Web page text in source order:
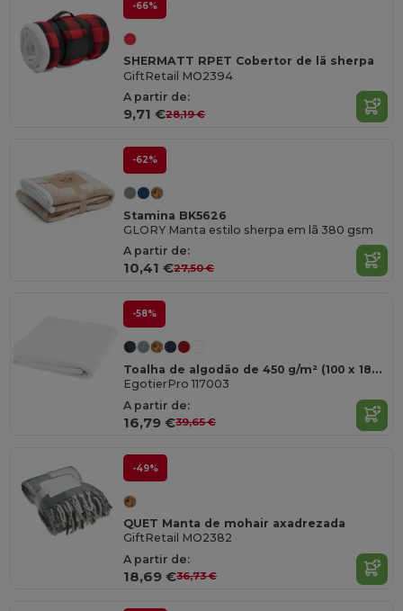
-66%
SHERMATT RPET Cobertor de lã sherpa
GiftRetail MO2394
A partir de:
9,71 €28,19 €
-62%
Stamina BK5626
GLORY Manta estilo sherpa em lã 380 gsm
A partir de:
10,41 €27,50 €
-58%
Toalha de algodão de 450 g/m² (100 x 180 cm) "Evelyn"
EgotierPro 117003
A partir de:
16,79 €39,65 €
-49%
QUET Manta de mohair axadrezada
GiftRetail MO2382
A partir de:
18,69 €36,73 €